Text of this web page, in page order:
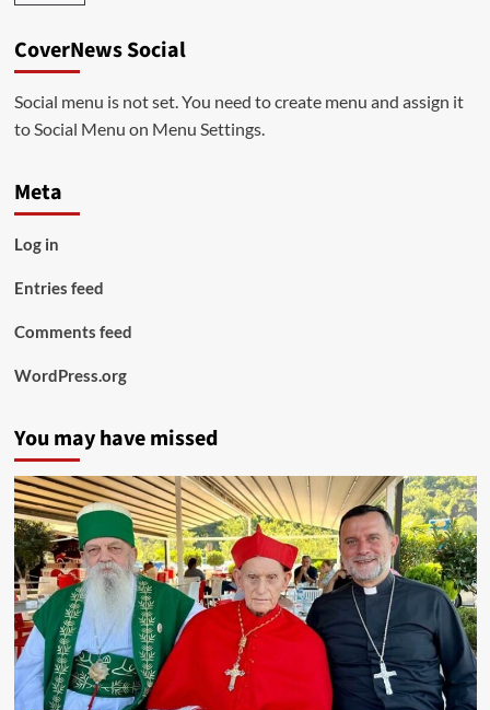
CoverNews Social
Social menu is not set. You need to create menu and assign it
to Social Menu on Menu Settings.
Meta
Log in
Entries feed
Comments feed
WordPress.org
You may have missed